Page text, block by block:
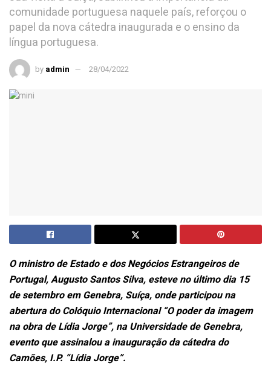
comunidade portuguesa naquele país, reforçou o
papel da nova cátedra inaugurada e o ensino da
língua portuguesa.
by admin 28/04/2022
O ministro de Estado e dos Negócios Estrangeiros de
Portugal, Augusto Santos Silva, esteve no último dia 15
de setembro em Genebra, Suíça, onde participou na
abertura do Colóquio Internacional “O poder da imagem
na obra de Lídia Jorge”, na Universidade de Genebra,
evento que assinalou a inauguração da cátedra do
Camões, I.P. “Lídia Jorge”.